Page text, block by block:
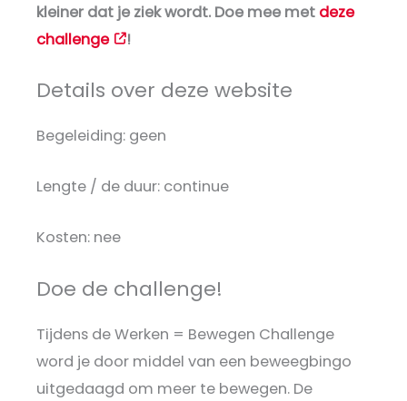
kleiner dat je ziek wordt. Doe mee met deze
challenge
!
Details over deze website
Begeleiding: geen
Lengte / de duur: continue
Kosten: nee
Doe de challenge!
Tijdens de Werken = Bewegen Challenge
word je door middel van een beweegbingo
uitgedaagd om meer te bewegen. De